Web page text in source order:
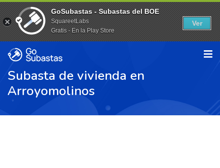
Subasta de vivienda en
Arroyomolinos
GoSubastas - Subastas del BOE
SquareetLabs
Gratis - En la Play Store
Ver